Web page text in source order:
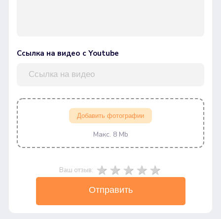
Ссылка на видео с Youtube
Добавить фотографии
Макс. 8 Mb
Ваш отзыв:
Отправить